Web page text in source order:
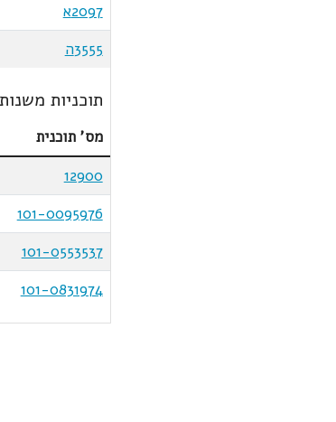
2097א
3555ה
תוכניות משנות
מס' תוכנית
12900
101-0095976
101-0553537
101-0831974